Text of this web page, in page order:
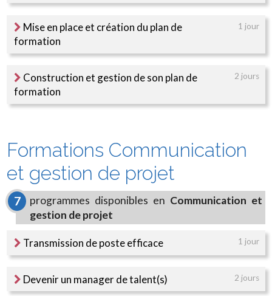
Mise en place et création du plan de
formation
1 jour
Construction et gestion de son plan de
formation
2 jours
Formations Communication
et gestion de projet
7 programmes disponibles en Communication et
gestion de projet
Transmission de poste efficace 1 jour
Devenir un manager de talent(s) 2 jours